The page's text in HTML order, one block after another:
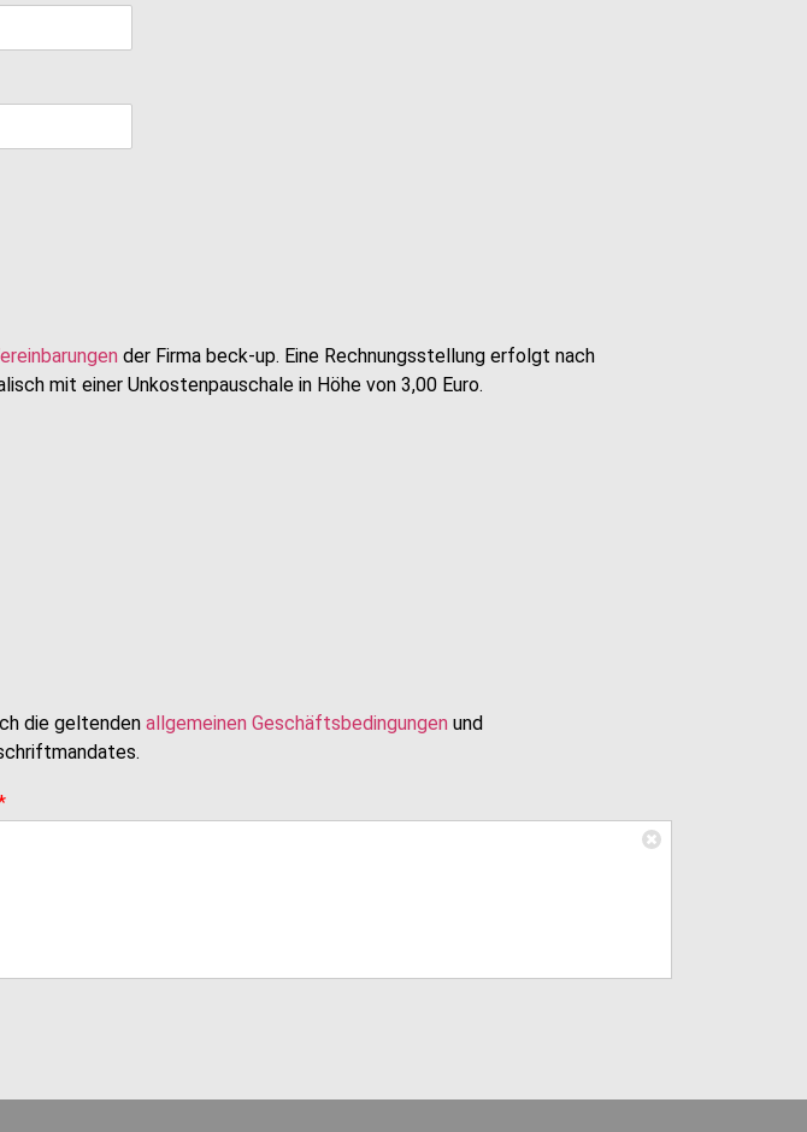
der Firma beck-up. Eine Rechnungsstellung erfolgt nach
mit einer Unkostenpauschale in Höhe von 3,00 Euro.
die geltenden allgemeinen Geschäftsbedingungen und